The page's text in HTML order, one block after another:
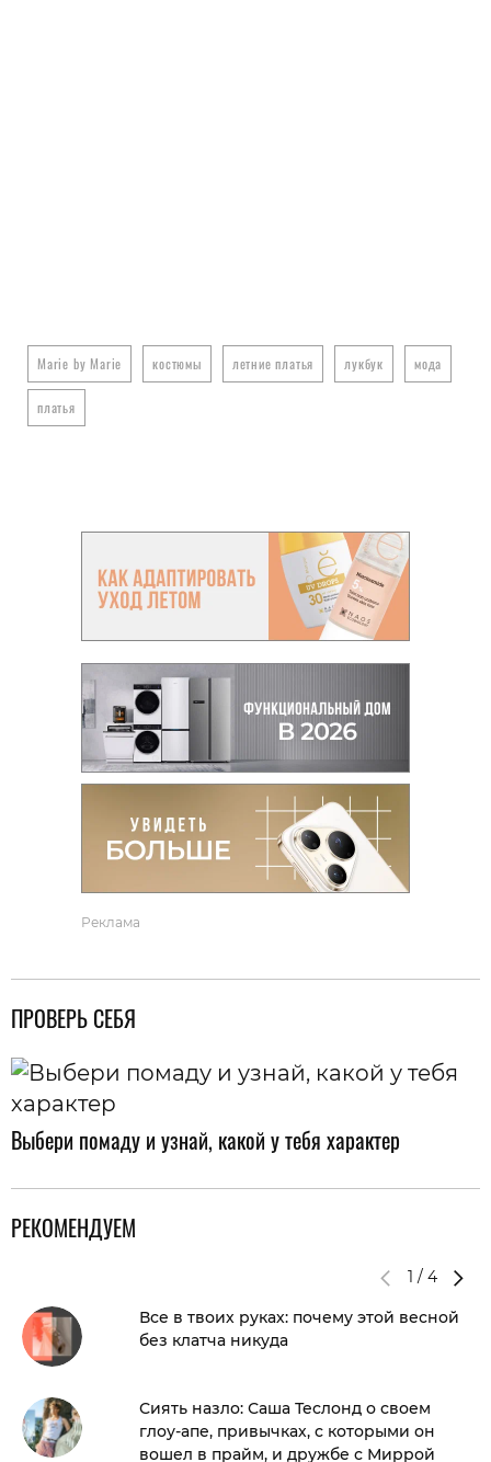
Marie by Marie костюмы летние платья лукбук мода
платья
Реклама
ПРОВЕРЬ СЕБЯ
Выбери помаду и узнай, какой у тебя характер
РЕКОМЕНДУЕМ
1 / 4
Все в твоих руках: почему этой весной
без клатча никуда
Сиять назло: Саша Теслонд о своем
глоу-апе, привычках, с которыми он
вошел в прайм, и дружбе с Миррой